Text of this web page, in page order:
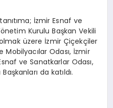
İzmir Esnaf ve
Kurulu Başkan Vekili
üzere İzmir Çiçekçiler
Mobilyacılar Odası, İzmir
ve Sanatkarlar Odası,
da katıldı.